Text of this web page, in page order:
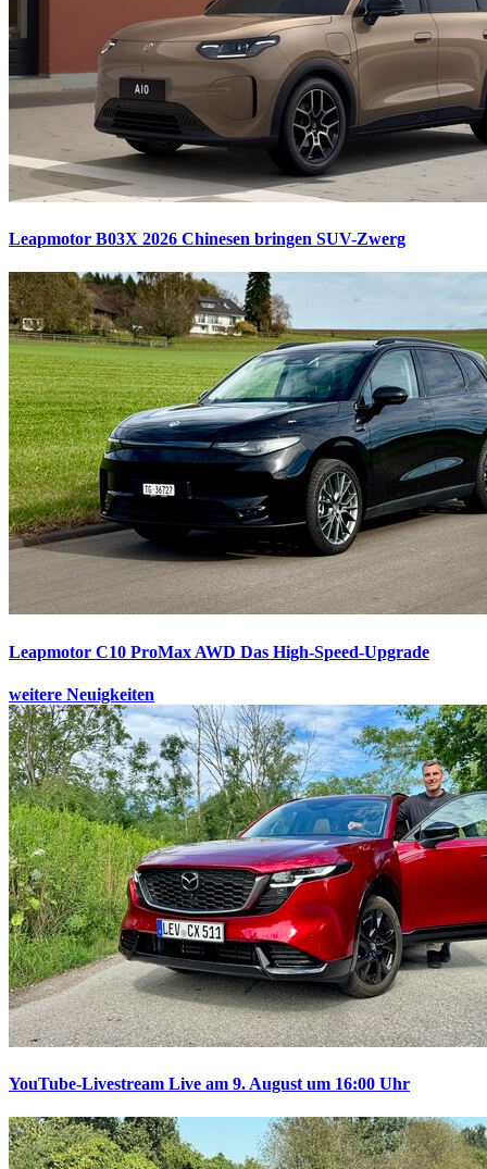
Leapmotor B03X 2026 Chinesen bringen SUV-Zwerg
Leapmotor C10 ProMax AWD Das High-Speed-Upgrade
weitere Neuigkeiten
YouTube-Livestream Live am 9. August um 16:00 Uhr